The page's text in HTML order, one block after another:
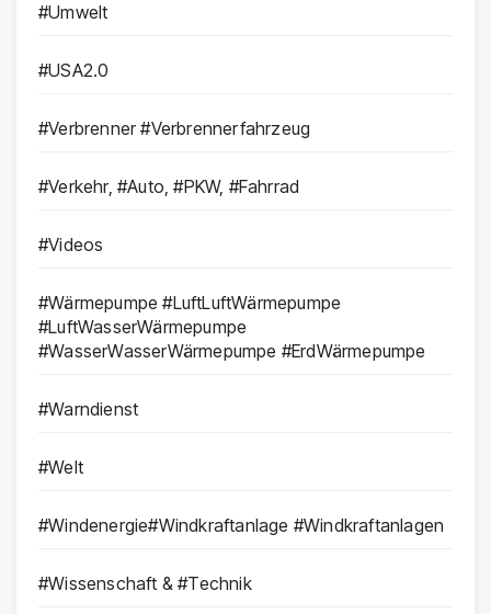
#Umwelt
#USA2.0
#Verbrenner #Verbrennerfahrzeug
#Verkehr, #Auto, #PKW, #Fahrrad
#Videos
#Wärmepumpe #LuftLuftWärmepumpe
#LuftWasserWärmepumpe
#WasserWasserWärmepumpe #ErdWärmepumpe
#Warndienst
#Welt
#Windenergie#Windkraftanlage #Windkraftanlagen
#Wissenschaft & #Technik